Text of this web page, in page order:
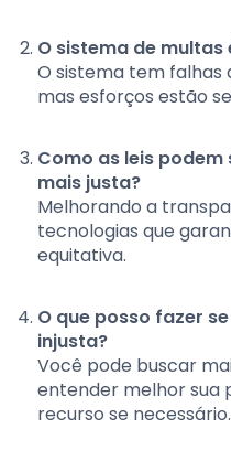
O sistema de
O sistema tem falhas
mas esforços estão
Como as leis
mais justa?
Melhorando a
tecnologias que
equitativa.
O que posso fazer
injusta?
Você pode buscar
entender melhor sua
recurso se necessário.